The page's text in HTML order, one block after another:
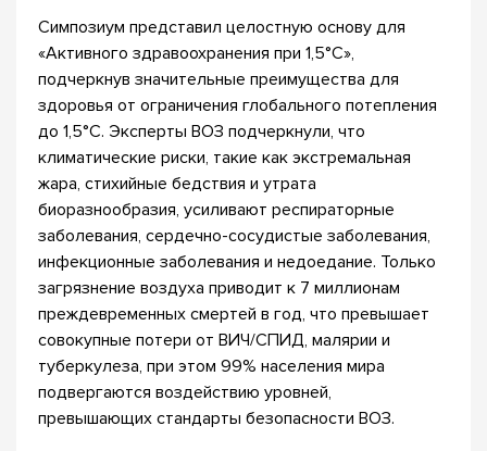
Симпозиум представил целостную основу для
«Активного здравоохранения при 1,5°C»,
подчеркнув значительные преимущества для
здоровья от ограничения глобального потепления
до 1,5°C. Эксперты ВОЗ подчеркнули, что
климатические риски, такие как экстремальная
жара, стихийные бедствия и утрата
биоразнообразия, усиливают респираторные
заболевания, сердечно-сосудистые заболевания,
инфекционные заболевания и недоедание. Только
загрязнение воздуха приводит к 7 миллионам
преждевременных смертей в год, что превышает
совокупные потери от ВИЧ/СПИД, малярии и
туберкулеза, при этом 99% населения мира
подвергаются воздействию уровней,
превышающих стандарты безопасности ВОЗ.